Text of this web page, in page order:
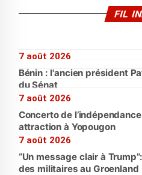
FIL
7 août 2026
Bénin : l'ancien président
du Sénat
7 août 2026
Concerto de
attraction à Yopougon
7 août 2026
“Un message clair à
des militaires au Groenland